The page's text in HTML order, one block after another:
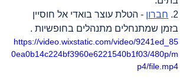
2. חברון - הטלת עוצר בואדי אל חוסיין
בזמן שמתנחלים מתנהלים בחופשיות .
https://video.wixstatic.com/video/9241ed_85
0ea0b14c224bf3960e6221540b1f03/480p/m
p4/file.mp4